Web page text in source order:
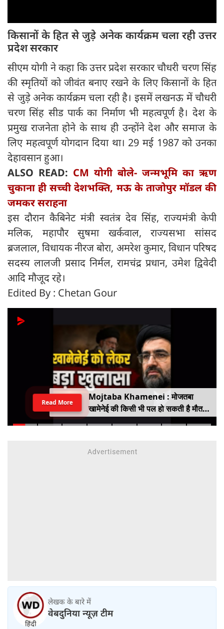
किसानों के हित से जुड़े अनेक कार्यक्रम चला रही उत्तर
प्रदेश सरकार
सीएम योगी ने कहा कि उत्तर प्रदेश सरकार चौधरी चरण सिंह
की स्मृतियों को जीवंत बनाए रखने के लिए किसानों के हित
से जुड़े अनेक कार्यक्रम चला रही है। इसमें लखनऊ में चौधरी
चरण सिंह सीड पार्क का निर्माण भी महत्वपूर्ण है। देश के
प्रमुख राजनेता होने के साथ ही उन्होंने देश और समाज के
लिए महत्वपूर्ण योगदान दिया था। 29 मई 1987 को उनका
देहावसान हुआ।
ALSO READ: CM योगी बोले- जन्मभूमि का ऋण
चुकाना ही सच्ची देशभक्ति, मऊ के ताजोपुर मॉडल की
जमकर सराहना
इस दौरान कैबिनेट मंत्री स्वतंत्र देव सिंह, राज्यमंत्री केपी
मलिक, महापौर सुषमा खर्कवाल, राज्यसभा सांसद
ब्रजलाल, विधायक नीरज बोरा, अमरेश कुमार, विधान परिषद
सदस्य लालजी प्रसाद निर्मल, रामचंद्र प्रधान, उमेश द्विवेदी
आदि मौजूद रहे।
Edited By : Chetan Gour
Mojtaba Khamenei : मोजतबा
खामेनेई की किसी भी पल हो सकती है मौत,
इजराइली मीडिया के दावे के बीच सामने आया
Read More
लेखक के बारे में
वेबदुनिया न्यूज़ टीम